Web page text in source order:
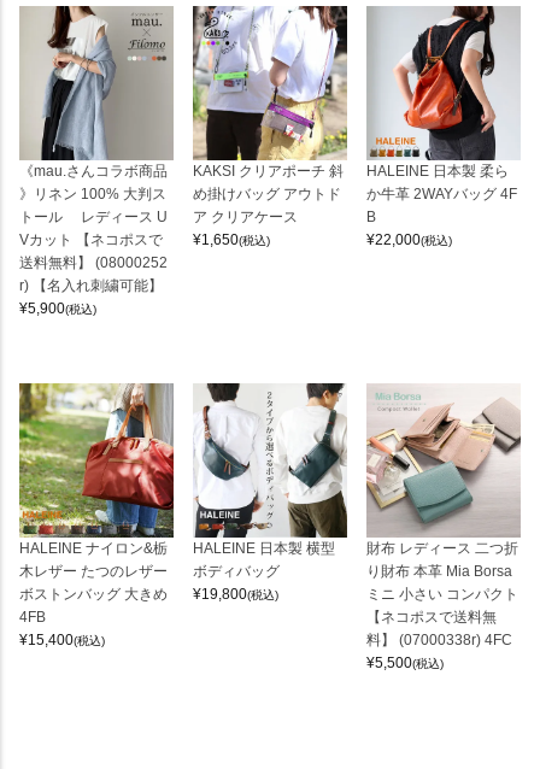
《mau.さんコラボ商品
》リネン 100% 大判ス
トール レディース U
Vカット 【ネコポスで
送料無料】 (08000252
r) 【名入れ刺繍可能】
¥5,900(税込)
KAKSI クリアポーチ 斜
め掛けバッグ アウトド
ア クリアケース
¥1,650(税込)
HALEINE 日本製 柔ら
か牛革 2WAYバッグ 4F
B
¥22,000(税込)
HALEINE ナイロン&栃
木レザー たつのレザー
ボストンバッグ 大きめ
4FB
¥15,400(税込)
HALEINE 日本製 横型
ボディバッグ
¥19,800(税込)
財布 レディース 二つ折
り財布 本革 Mia Borsa
ミニ 小さい コンパクト
【ネコポスで送料無
料】 (07000338r) 4FC
¥5,500(税込)